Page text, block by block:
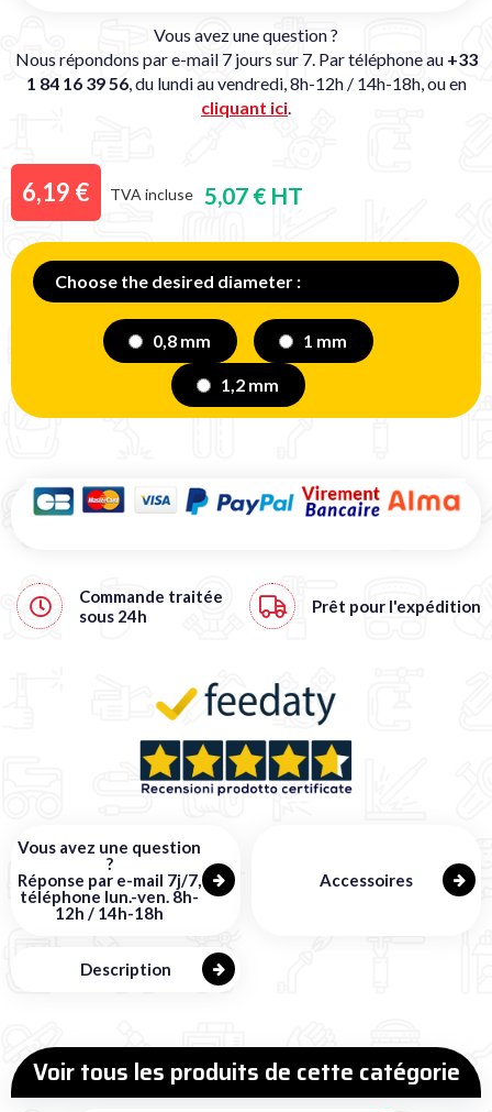
Vous avez une question ?
Nous répondons par e-mail 7 jours sur 7. Par téléphone au +33
1 84 16 39 56, du lundi au vendredi, 8h-12h / 14h-18h, ou en
cliquant ici.
6,19 € TVA incluse 5,07 € HT
Commande traitée
sous 24h Prêt pour l'expédition
Choose the desired diameter :
0,8 mm 1 mm
1,2 mm
Vous avez une question
?
Réponse par e-mail 7j/7,
téléphone lun.-ven. 8h-
12h / 14h-18h
Accessoires
Description
Voir tous les produits de cette catégorie